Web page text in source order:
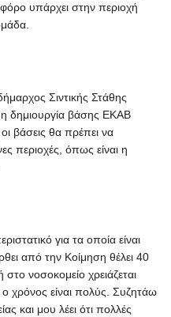
υπάρχει στην περιοχή
Σιντικής Στάθης
δημιουργία βάσης ΕΚΑΒ
βάσεις θα πρέπει να
περιοχές, όπως είναι η
για τα οποία είναι
από την Κοίμηση θέλει 40
στο νοσοκομείο χρειάζεται
χρόνος είναι πολύς. Συζητάω
και μου λέει ότι πολλές